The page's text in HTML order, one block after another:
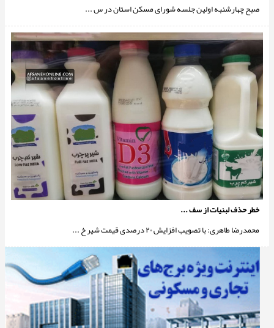
صبح چهارشنبه اولین جلسه شورای مسکن استان در س ...
خطر حذف لبنیات از سف ...
محمدرضا طاهری: با تصویب افزایش ۲۰ درصدی قیمت شیر خ ...